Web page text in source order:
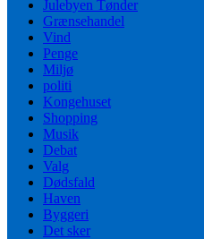
Julebyen Tønder
Grænsehandel
Vind
Penge
Miljø
politi
Kongehuset
Shopping
Musik
Debat
Valg
Dødsfald
Haven
Byggeri
Det sker